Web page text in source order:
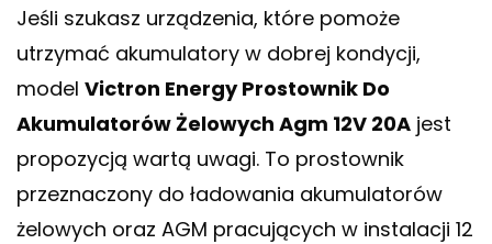
Jeśli szukasz urządzenia, które pomoże
utrzymać akumulatory w dobrej kondycji,
model Victron Energy Prostownik Do
Akumulatorów Żelowych Agm 12V 20A jest
propozycją wartą uwagi. To prostownik
przeznaczony do ładowania akumulatorów
żelowych oraz AGM pracujących w instalacji 12